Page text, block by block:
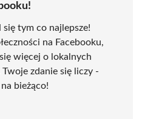
tym co najlepsze!
na Facebooku,
więcej o lokalnych
zdanie się liczy -
bieżąco!